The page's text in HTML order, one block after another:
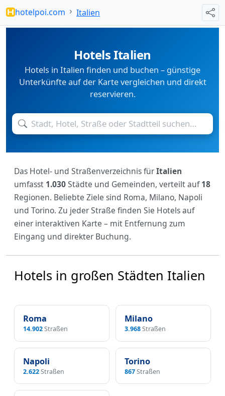
hotelpoi.com Italien
Hotels Italien
Hotels in Italien finden und buchen – günstige
Unterkünfte auf der Karte vergleichen und direkt
reservieren.
Das Hotel- und Straßenverzeichnis fürItalien
umfasst 1.030Städte und Gemeinden, verteilt auf18
Regionen. Beliebte Ziele sind Roma, Milano, Napoli
und Torino. Zu jeder Straße finden Sie Hotels auf
einer interaktiven Karte – mit Entfernung zum
Eingang und direkter Buchung.
Hotels in großen Städten Italien
Roma
14.902Straßen
Milano
3.968Straßen
Napoli
2.622Straßen
Torino
867Straßen